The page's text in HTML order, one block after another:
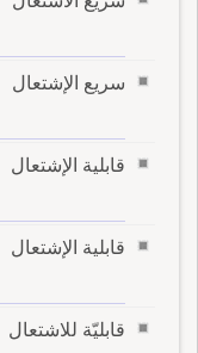
سريع الإشتعال
قابلية الإشتعال
قابلية الإشتعال
قابليّة للاشتعال